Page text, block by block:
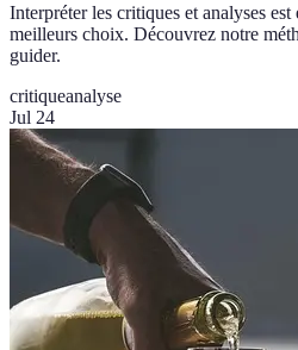
Interpréter les critiques et analyses
meilleurs choix. Découvrez notre
guider.
critiqueanalyse
Jul 24